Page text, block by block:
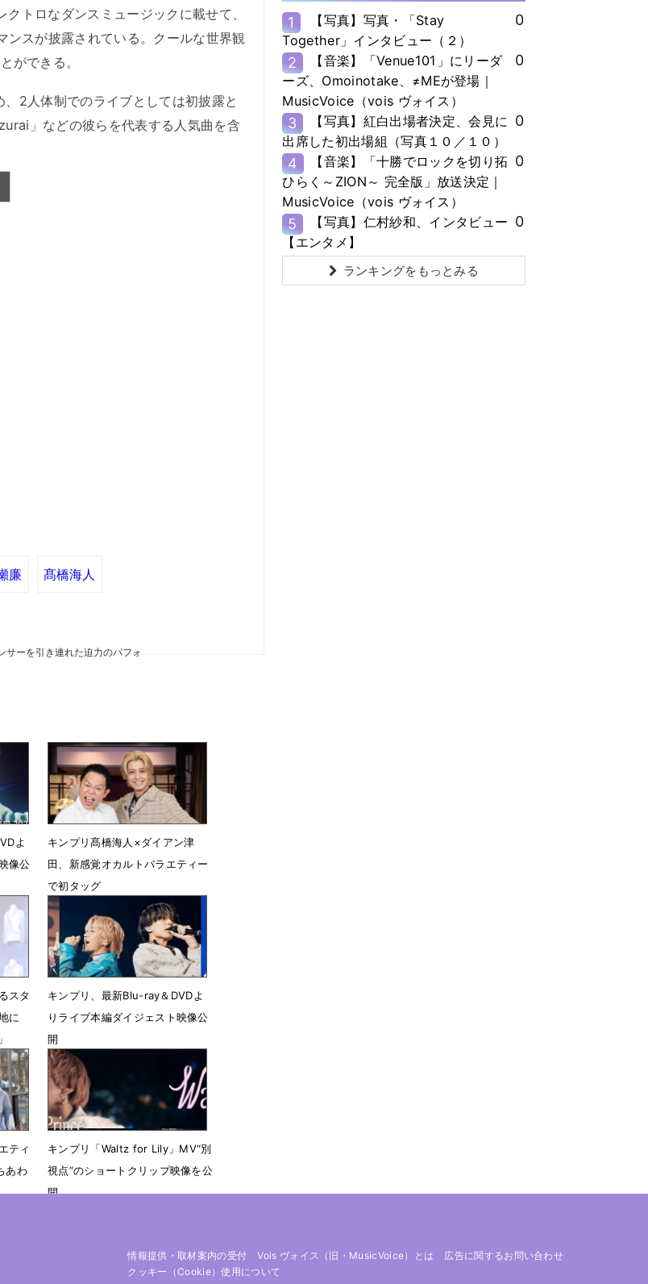
トロなダンスミュージックに載せて、
スが披露されている。クールな世界観
ができる。
2人体制でのライブとしては初披露と
」などの彼らを代表する人気曲を含
廉 髙橋海人
ーを引き連れた迫力のパフォ
よ
像公
キンプリ髙橋海人×ダイアン津
田、新感覚オカルトバラエティー
で初タッグ
スタ
に
キンプリ、最新Blu-ray＆DVDよ
りライブ本編ダイジェスト映像公
開
5月16日 18時09分
ティ
あわ
キンプリ「Waltz for Lily」MV“別
視点”のショートクリップ映像を公
開
1
【写真】写真・「Stay
Together」インタビュー（２）
0
2
【音楽】「Venue101」にリーダ
ーズ、Omoinotake、≠MEが登場｜
MusicVoice（vois ヴォイス）
0
3
【写真】紅白出場者決定、会見に
出席した初出場組（写真１０／１０）
0
4
【音楽】「十勝でロックを切り拓
ひらく～ZION～ 完全版」放送決定｜
MusicVoice（vois ヴォイス）
0
5
【写真】仁村紗和、インタビュー
【エンタメ】
0
ランキングをもっとみる
情報提供・取材案内の受付 Vois ヴォイス（旧・MusicVoice）とは
広告に関するお問い合わせ
クッキー（cookie）使用について